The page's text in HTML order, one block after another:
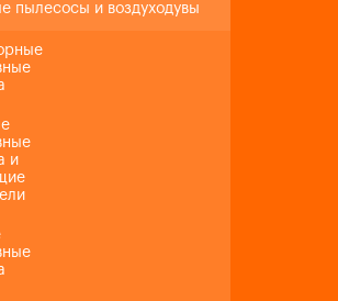
пылесосы и воздуходувы
и